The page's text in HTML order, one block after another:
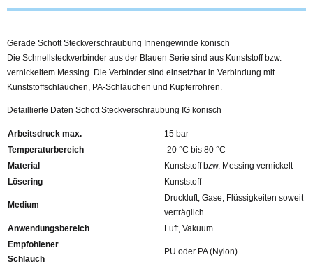
Gerade Schott Steckverschraubung Innengewinde konisch
Die Schnellsteckverbinder aus der Blauen Serie sind aus Kunststoff bzw.
vernickeltem Messing. Die Verbinder sind einsetzbar in Verbindung mit
Kunststoffschläuchen, PA-Schläuchen und Kupferrohren.
Detaillierte Daten Schott Steckverschraubung IG konisch
Arbeitsdruck max.
15 bar
Temperaturbereich
-20 °C bis 80 °C
Material
Kunststoff bzw. Messing vernickelt
Lösering
Kunststoff
Medium
Druckluft, Gase, Flüssigkeiten soweit
verträglich
Anwendungsbereich
Luft, Vakuum
Empfohlener
Schlauch
PU oder PA (Nylon)